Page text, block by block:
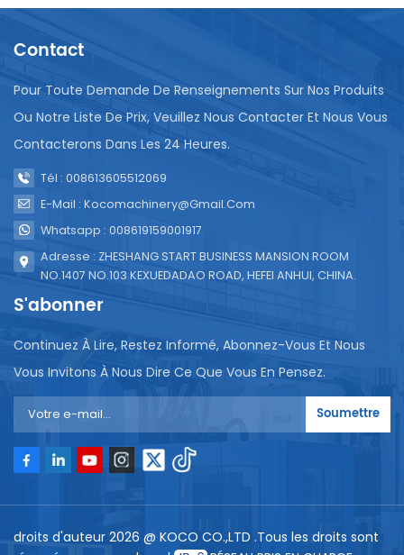
Contact
Pour Toute Demande De Renseignements Sur Nos Produits
Ou Notre Liste De Prix, Veuillez Nous Contacter Et Nous Vous
Contacterons Dans Les 24 Heures.
Tél : 008613605512069
E-Mail : Kocomachinery@gmail.com
Whatsapp : 008619159001917
Adresse : ZHESHANG START BUSINESS MANSION ROOM
NO.1407 NO.103 KEXUEDADAO ROAD, HEFEI ANHUI, CHINA.
S'abonner
Continuez À Lire, Restez Informé, Abonnez-Vous Et Nous
Vous Invitons À Nous Dire Ce Que Vous En Pensez.
Soumettre
droits d'auteur 2026 @ KOCO CO.,LTD .Tous les droits sont